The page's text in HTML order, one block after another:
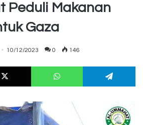
Peduli Makanan
Gaza
10/12/2023 0 146
X WhatsApp